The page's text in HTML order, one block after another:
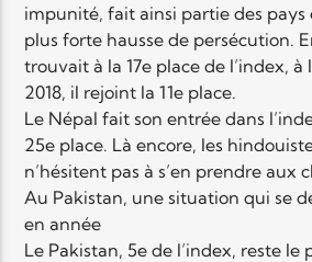
impunité, fait ainsi partie des pays
plus forte hausse de persécution.
trouvait à la 17e place de l’index, à
2018, il rejoint la 11e place.
Le Népal fait son entrée dans
25e place. Là encore, les
n’hésitent pas à s’en prendre aux
Au Pakistan, une situation qui se
en année
Le Pakistan, 5e de l’index, reste le